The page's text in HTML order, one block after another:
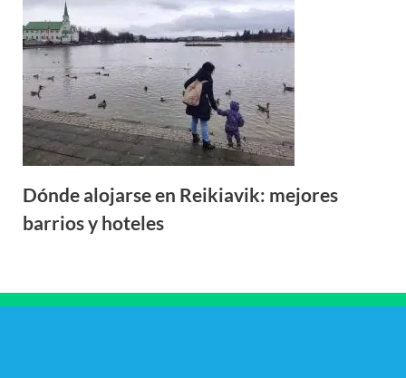
Dónde alojarse en Reikiavik: mejores
barrios y hoteles